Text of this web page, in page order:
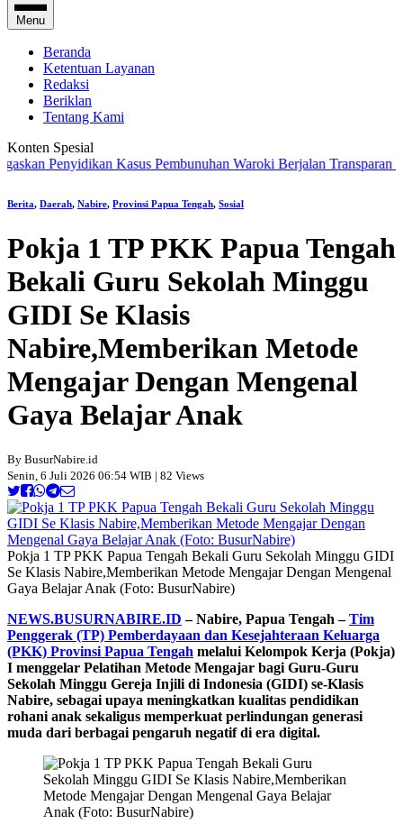
Menu
Beranda
Ketentuan Layanan
Redaksi
Beriklan
Tentang Kami
Konten Spesial
Kasus Pembunuhan Waroki Berjalan Transparan
Berita, Daerah, Nabire, Provinsi Papua Tengah, Sosial
Pokja 1 TP PKK Papua Tengah
Bekali Guru Sekolah Minggu
GIDI Se Klasis
Nabire,Memberikan Metode
Mengajar Dengan Mengenal
Gaya Belajar Anak
By BusurNabire.id
Senin, 6 Juli 2026 06:54 WIB | 82 Views
Pokja 1 TP PKK Papua Tengah Bekali Guru Sekolah Minggu GIDI
Se Klasis Nabire,Memberikan Metode Mengajar Dengan Mengenal
Gaya Belajar Anak (Foto: BusurNabire)
NEWS.BUSURNABIRE.ID – Nabire, Papua Tengah –Tim
Penggerak (TP) Pemberdayaan dan Kesejahteraan Keluarga
(PKK) Provinsi Papua Tengah melalui Kelompok Kerja (Pokja)
I menggelar Pelatihan Metode Mengajar bagi Guru-Guru
Sekolah Minggu Gereja Injili di Indonesia (GIDI) se-Klasis
Nabire, sebagai upaya meningkatkan kualitas pendidikan
rohani anak sekaligus memperkuat perlindungan generasi
muda dari berbagai pengaruh negatif di era digital.